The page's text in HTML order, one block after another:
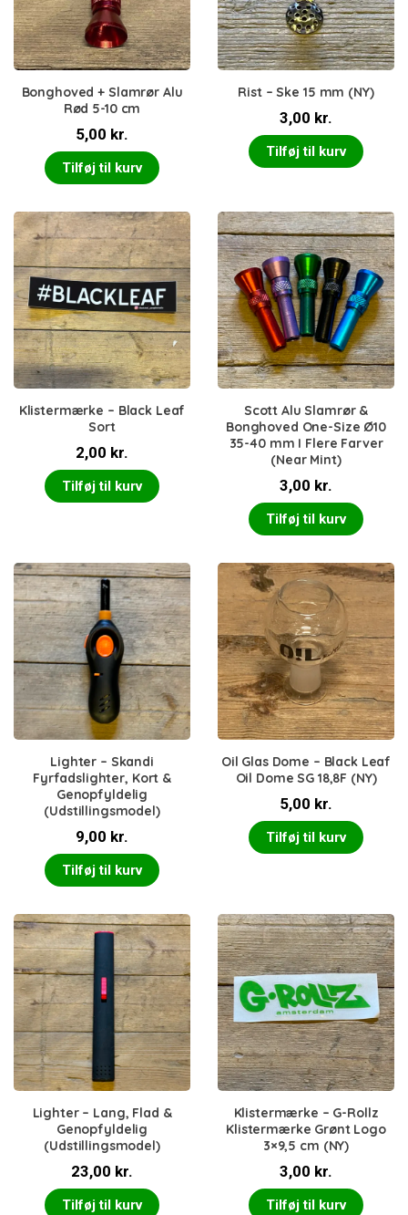
Bonghoved + Slamrør Alu
Rød 5-10 cm
5,00 kr.
Tilføj til kurv
Rist – Ske 15 mm (NY)
3,00 kr.
Tilføj til kurv
Klistermærke – Black Leaf
Sort
2,00 kr.
Tilføj til kurv
Scott Alu Slamrør &
Bonghoved One-Size Ø10
35-40 mm I Flere Farver
(Near Mint)
3,00 kr.
Tilføj til kurv
Lighter – Skandi
Fyrfadslighter, Kort &
Genopfyldelig
(Udstillingsmodel)
9,00 kr.
Tilføj til kurv
Oil Glas Dome – Black Leaf
Oil Dome SG 18,8F (NY)
5,00 kr.
Tilføj til kurv
Lighter – Lang, Flad &
Genopfyldelig
(Udstillingsmodel)
23,00 kr.
Tilføj til kurv
Klistermærke – G-Rollz
Klistermærke Grønt Logo
3×9,5 cm (NY)
3,00 kr.
Tilføj til kurv